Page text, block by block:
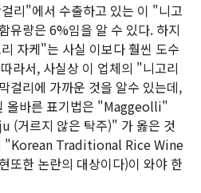
리"에서 수출하고 있는 이 "니고
유량은 6%임을 알 수 있다. 하지
자케"는 사실 이보다 훨씬 도수
라서, 사실상 이 업체의 "니고리
걸리에 가까운 것을 알수 있는데,
올바른 표기법은 "Maggeolli"
거르지 않은 탁주)" 가 옳은 것
"Korean Traditional Rice Wine
또한 논란의 대상이다)이 와야 한